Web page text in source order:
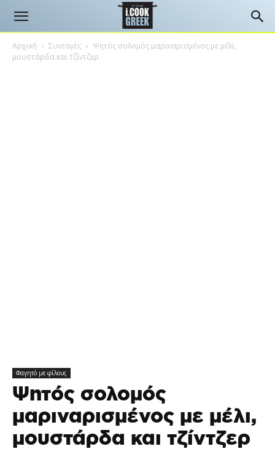
Αρχική Συνταγές
Ψητός σολομός μαριναρισμένος με μέλι,
μουστάρδα και τζίντζερ
Φαγητό με φίλους
Ψητός σολομός
μαριναρισμένος με μέλι,
μουστάρδα και τζίντζερ